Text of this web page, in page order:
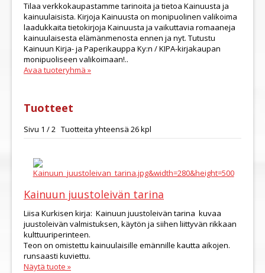
Tilaa verkkokaupastamme tarinoita ja tietoa Kainuusta ja
kainuulaisista. Kirjoja Kainuusta on monipuolinen valikoima
laadukkaita tietokirjoja Kainuusta ja vaikuttavia romaaneja
kainuulaisesta elämänmenosta ennen ja nyt. Tutustu
Kainuun Kirja- ja Paperikauppa Ky:n / KIPA-kirjakaupan
monipuoliseen valikoimaan!..
Avaa tuoteryhmä »
Tuotteet
Sivu 1 / 2 Tuotteita yhteensä 26 kpl
Kainuun juustoleivän tarina
Liisa Kurkisen kirja: Kainuun juustoleivän tarina kuvaa
juustoleivän valmistuksen, käytön ja siihen liittyvän rikkaan
kulttuuriperinteen.
Teon on omistettu kainuulaisille emännille kautta aikojen.
runsaasti kuviettu.
Näytä tuote »